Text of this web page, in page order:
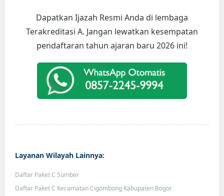
Dapatkan Ijazah Resmi Anda di lembaga
Terakreditasi A. Jangan lewatkan kesempatan
pendaftaran tahun ajaran baru 2026 ini!
Layanan Wilayah Lainnya:
Daftar Paket C Sumber
Daftar Paket C Kecamatan Cigombong Kabupaten Bogor